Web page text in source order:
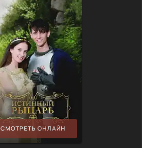
СМОТРЕТЬ ОНЛАЙН